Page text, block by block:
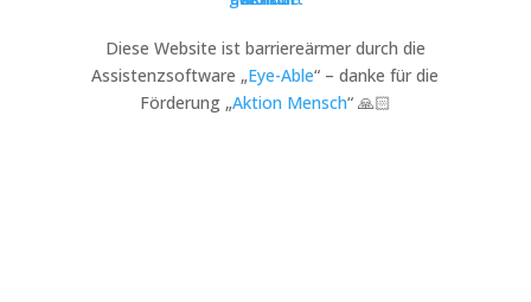
Diese Website ist barriereärmer durch die
Assistenzsoftware „Eye-Able“ – danke für die
Förderung „Aktion Mensch“ 🙏🏻